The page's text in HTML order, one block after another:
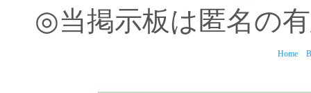
◎当掲示板は匿名の
Home